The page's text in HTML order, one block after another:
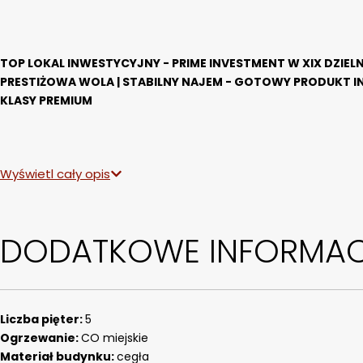
TOP LOKAL INWESTYCYJNY - PRIME INVESTMENT W XIX
PRESTIŻOWA WOLA | STABILNY NAJEM - GOTOWY PRODUKT
KLASY PREMIUM
To nieruchomość łącząca doskonałą lokalizację, nowoczesny
reprezentacyjnej przestrzeni w dynamicznie rozwijającym się
Lokale usługowe w 19. Dzielnicy należą do najbardziej
Wyświetl cały opis
DODATKOWE
Liczba pięter:5
Ogrzewanie:CO miejskie
Materiał budynku:cegła